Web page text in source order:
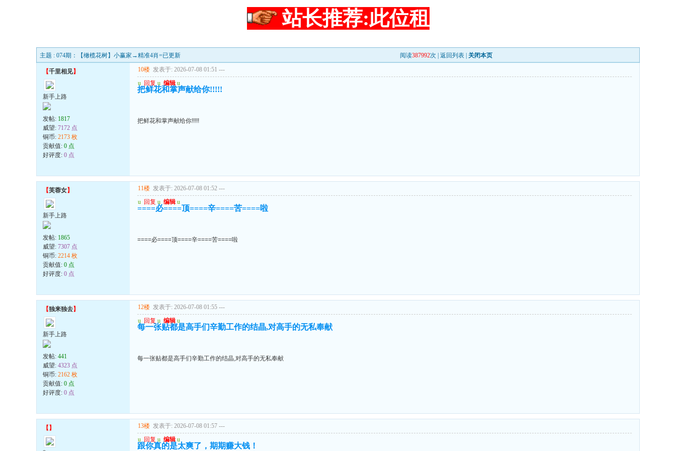
站长推荐:此位租
主题 : 074期：【橄榄花树】小赢家→精准4肖=已更新 阅读387992次 | 返回列表 关闭本页
【千里相见】
新手上路
发帖: 1817
威望: 7172 点
铜币: 2173 枚
贡献值: 0 点
好评度: 0 点
10楼 发表于: 2026-07-08 01:51 ---
u 回复 u 编辑 u
把鲜花和掌声献给你!!!!!
把鲜花和掌声献给你!!!!!
【芙蓉女】
新手上路
发帖: 1865
威望: 7307 点
铜币: 2214 枚
贡献值: 0 点
好评度: 0 点
11楼 发表于: 2026-07-08 01:52 ---
u 回复 u 编辑 u
====必====顶====辛====苦====啦
====必====顶====辛====苦====啦
【独来独去】
新手上路
发帖: 441
威望: 4323 点
铜币: 2162 枚
贡献值: 0 点
好评度: 0 点
12楼 发表于: 2026-07-08 01:55 ---
u 回复 u 编辑 u
每一张贴都是高手们辛勤工作的结晶,对高手的无私奉献
每一张贴都是高手们辛勤工作的结晶,对高手的无私奉献
【 】 13楼 发表于: 2026-07-08 01:57 ---
u 回复 u 编辑 u
跟你真的是太爽了，期期赚大钱！